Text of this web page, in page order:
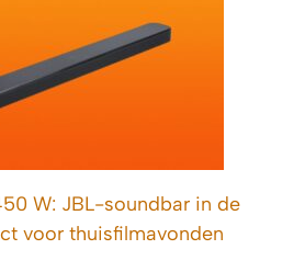
W: JBL-soundbar in de
voor thuisfilmavonden